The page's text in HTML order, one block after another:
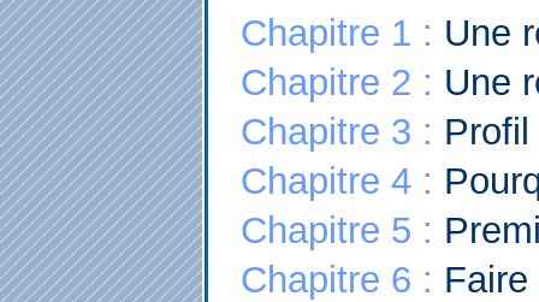
Chapitre 1 : Une
Chapitre 2 : Une
Chapitre 3 :
Chapitre 4 :
Chapitre 5 :
Chapitre 6 :